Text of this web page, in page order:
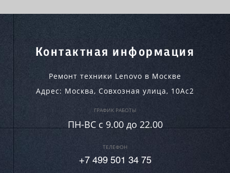
Контактная информация
Ремонт техники Lenovo в Москве
Адрес: Москва, Совхозная улица, 10Ас2
ГРАФИК РАБОТЫ
ПН-ВC c 9.00 до 22.00
ТЕЛЕФОН
+7 499 501 34 75